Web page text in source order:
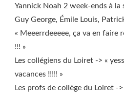
Yannick Noah 2 week-ends à la
Guy George, Émile Louis,
« Meeerrdeeeee, ça va en faire
!!! »
Les collégiens du Loiret -> «
vacances !!!!! »
Les profs de collège du Loiret ->